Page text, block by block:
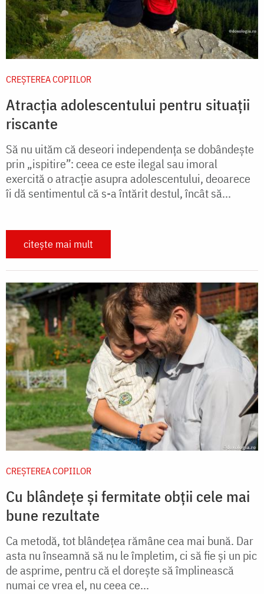
CREŞTEREA COPIILOR
Atracția adolescentului pentru situații
riscante
Să nu uităm că deseori independenţa se dobândeşte
prin „ispitire”: ceea ce este ilegal sau imoral
exercită o atracţie asupra adolescentului, deoarece
îi dă sentimentul că s-a întărit destul, încât să...
citește mai mult
CREŞTEREA COPIILOR
Cu blândețe și fermitate obții cele mai
bune rezultate
Ca metodă, tot blândeţea rămâne cea mai bună. Dar
asta nu înseamnă să nu le împletim, ci să fie şi un pic
de asprime, pentru că el doreşte să împlinească
numai ce vrea el, nu ceea ce...